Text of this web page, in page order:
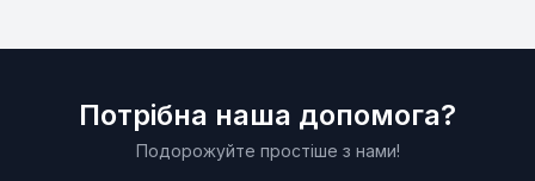
Потрібна наша допомога?
Подорожуйте простіше з нами!